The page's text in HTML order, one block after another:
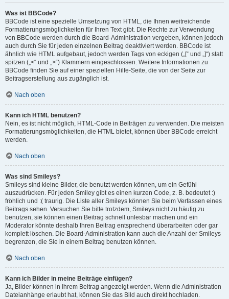
Was ist BBCode?
BBCode ist eine spezielle Umsetzung von HTML, die Ihnen weitreichende
Formatierungsmöglichkeiten für Ihren Text gibt. Die Rechte zur Verwendung
von BBCode werden durch die Board-Administration vergeben, können jedoch
auch durch Sie für jeden einzelnen Beitrag deaktiviert werden. BBCode ist
ähnlich wie HTML aufgebaut, jedoch werden Tags von eckigen („[“ und „]“) statt
spitzen („<“ und „>“) Klammern eingeschlossen. Weitere Informationen zu
BBCode finden Sie auf einer speziellen Hilfe-Seite, die von der Seite zur
Beitragserstellung aus zugänglich ist.
Nach oben
Kann ich HTML benutzen?
Nein, es ist nicht möglich, HTML-Code in Beiträgen zu verwenden. Die meisten
Formatierungsmöglichkeiten, die HTML bietet, können über BBCode erreicht
werden.
Nach oben
Was sind Smileys?
Smileys sind kleine Bilder, die benutzt werden können, um ein Gefühl
auszudrücken. Für jeden Smiley gibt es einen kurzen Code, z. B. bedeutet :)
fröhlich und :( traurig. Die Liste aller Smileys können Sie beim Verfassen eines
Beitrags sehen. Versuchen Sie bitte trotzdem, Smileys nicht zu häufig zu
benutzen, sie können einen Beitrag schnell unlesbar machen und ein
Moderator könnte deshalb Ihren Beitrag entsprechend überarbeiten oder gar
komplett löschen. Die Board-Administration kann auch die Anzahl der Smileys
begrenzen, die Sie in einem Beitrag benutzen können.
Nach oben
Kann ich Bilder in meine Beiträge einfügen?
Ja, Bilder können in Ihrem Beitrag angezeigt werden. Wenn die Administration
Dateianhänge erlaubt hat, können Sie das Bild auch direkt hochladen.